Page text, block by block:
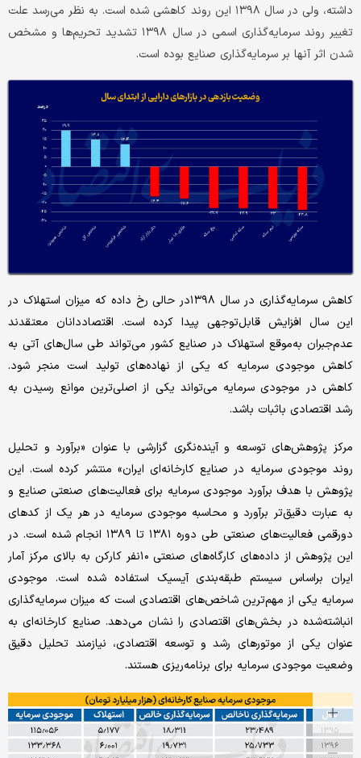
داشته، ولی در سال ۱۳۹۸ این روند کاهشی شده است. به نظر می‌رسد علت
تغییر روند سرمایه‌گذاری اسمی در سال ۱۳۹۸ تشدید تحریم‏‏‌ها و مشخص
شدن اثر آنها بر سرمایه‌گذاری صنایع بوده است.
کاهش سرمایه‌گذاری در سال ۱۳۹۸در حالی رخ داده که میزان استهلاک در
این سال افزایش قابل‌توجهی پیدا کرده است. اقتصاددانان معتقدند
عدم‌جبران به‌موقع استهلاک در صنایع کشور می‌‌‌تواند طی سال‌های آتی به
کاهش موجودی سرمایه که یکی از نهاده‌‌‌های تولید است منجر شود.
کاهش در موجودی سرمایه می‌‌‌تواند یکی از اصلی‌‌‌ترین موانع رسیدن به
رشد اقتصادی باثبات باشد.
مرکز پژوهش‌‌‌های توسعه و آینده‌‌‌نگری گزارشی با عنوان «برآورد و تحلیل
روند موجودی سرمایه در صنایع کارخانه‌‌‌ای ایران» منتشر کرده است. این
پژوهش با هدف برآورد موجودی سرمایه برای فعالیت‌‌‌های صنعتی صنایع و
به عبارت دقیق‌تر برآورد و محاسبه موجودی سرمایه در هر یک از کدهای
دورقمی فعالیت‌‌‌های صنعتی طی دوره ۱۳۸۱ تا ۱۳۸۹ انجام شده است. در
این پژوهش از داده‌‌‌های کارگاه‌‌‌های صنعتی ۱۰نفر کارکن به بالای مرکز آمار
ایران براساس سیستم طبقه‌‌‌بندی آیسیک استفاده شده است. موجودی
سرمایه یکی از مهم‌ترین شاخص‌‌‌های اقتصادی است که میزان سرمایه‌گذاری
انباشته‌‌‌شده در بخش‌های اقتصادی را نشان می‌دهد. صنایع کارخانه‌‌‌ای به
عنوان یکی از موتورهای رشد و توسعه اقتصادی، نیازمند تحلیل دقیق
وضعیت موجودی سرمایه برای برنامه‌‌‌ریزی‌‌‌ هستند.